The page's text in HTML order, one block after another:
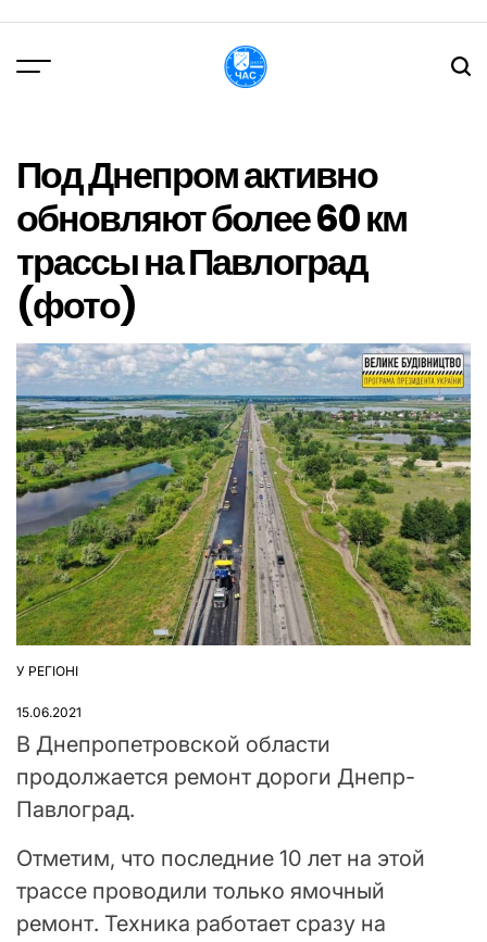
вмісту
Под Днепром активно
обновляют более 60 км
трассы на Павлоград
(фото)
ОПУБЛІКУВАТИ
У РЕГІОНІ
15.06.2021
В Днепропетровской области
продолжается ремонт дороги Днепр-
Павлоград.
Отметим, что последние 10 лет на этой
трассе проводили только ямочный
ремонт. Техника работает сразу на